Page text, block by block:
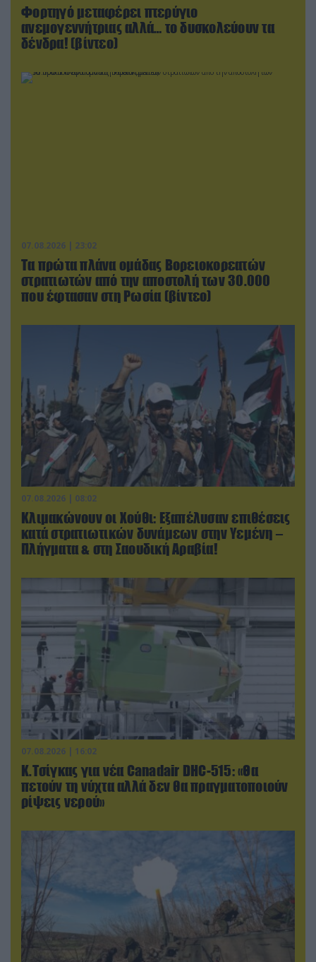
Φορτηγό μεταφέρει πτερύγιο
ανεμογεννήτριας αλλά… το δυσκολεύουν τα
δένδρα! (βίντεο)
07.08.2026 | 23:02
Τα πρώτα πλάνα ομάδας Βορειοκορεατών
στρατιωτών από την αποστολή των 30.000
που έφτασαν στη Ρωσία (βίντεο)
07.08.2026 | 08:02
Κλιμακώνουν οι Χούθι: Eξαπέλυσαν επιθέσεις
κατά στρατιωτικών δυνάμεων στην Υεμένη –
Πλήγματα & στη Σαουδική Αραβία!
07.08.2026 | 16:02
Κ.Τσίγκας για νέα Canadair DHC-515: «Θα
πετούν τη νύχτα αλλά δεν θα πραγματοποιούν
ρίψεις νερού»